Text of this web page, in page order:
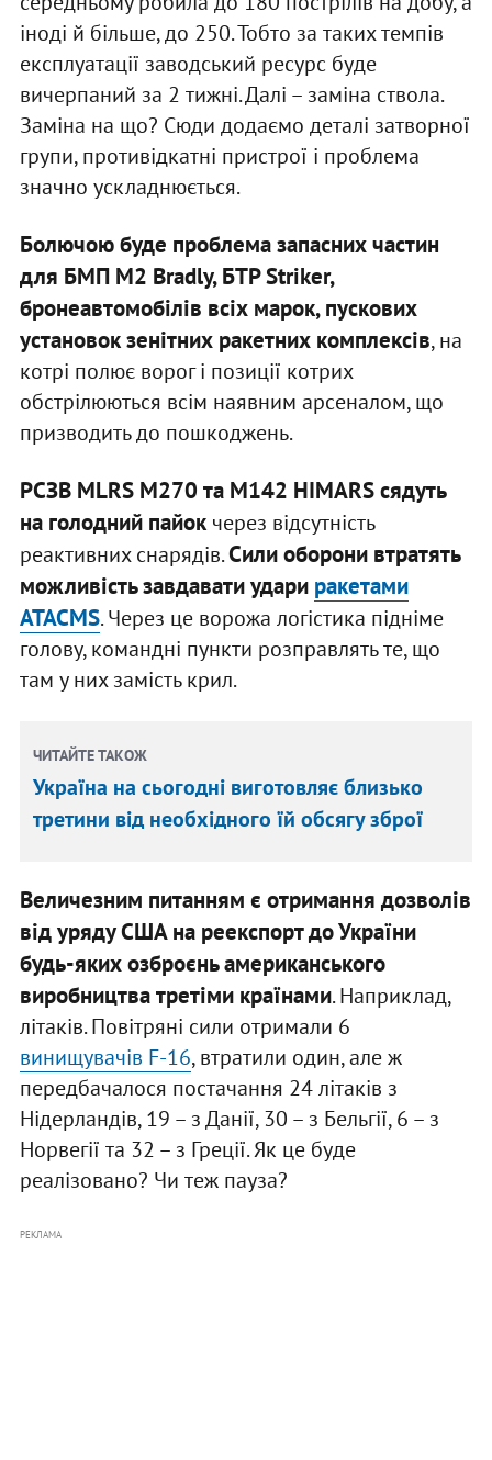
іноді й більше, до 250. Тобто за таких темпів
експлуатації заводський ресурс буде
вичерпаний за 2 тижні. Далі – заміна ствола.
Заміна на що? Сюди додаємо деталі затворної
групи, противідкатні пристрої і проблема
значно ускладнюється.
Болючою буде проблема запасних частин
для БМП M2 Bradly, БТР Striker,
бронеавтомобілів всіх марок, пускових
установок зенітних ракетних комплексів, на
котрі полює ворог і позиції котрих
обстрілюються всім наявним арсеналом, що
призводить до пошкоджень.
РСЗВ MLRS M270 та M142 HIMARS сядуть
на голодний пайокчерез відсутність
реактивних снарядів.Сили оборони втратять
можливість завдавати удари ракетами
ATACMS. Через це ворожа логістика підніме
голову, командні пункти розправлять те, що
там у них замість крил.
ЧИТАЙТЕ ТАКОЖ
Україна на сьогодні виготовляє близько
третини від необхідного їй обсягу зброї
Величезним питанням є отримання дозволів
від уряду США на реекспорт до України
будь-яких озброєнь американського
виробництва третіми країнами. Наприклад,
літаків. Повітряні сили отримали 6
винищувачів F-16, втратили один, але ж
передбачалося постачання 24 літаків з
Нідерландів, 19 – з Данії, 30 – з Бельгії, 6 – з
Норвегії та 32 – з Греції. Як це буде
реалізовано? Чи теж пауза?
РЕКЛАМА